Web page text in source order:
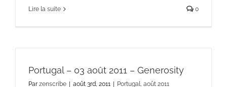
Lire la suite 0
Portugal – 03 août 2011 – Generosity
Par zenscribe | août 3rd, 2011 | Portugal, août 2011